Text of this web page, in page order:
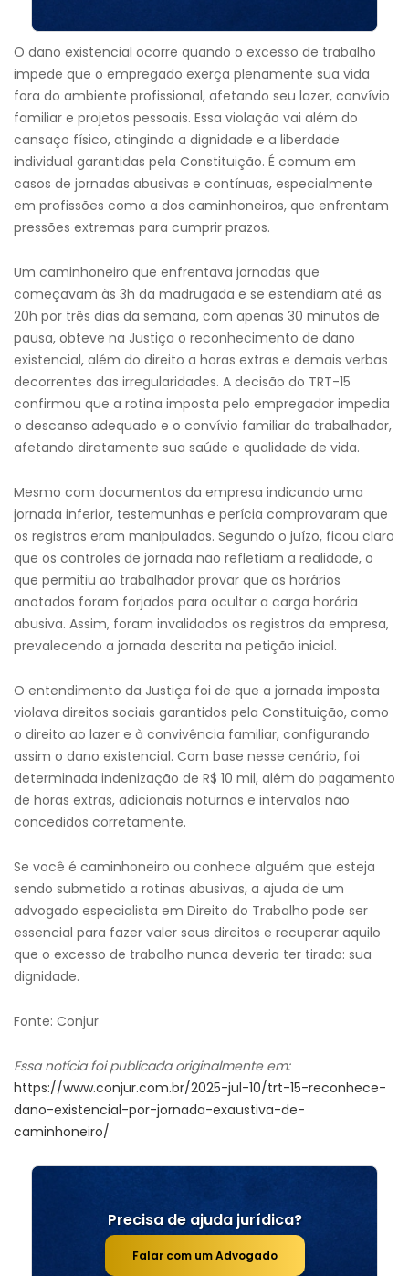
O dano existencial ocorre quando o excesso de trabalho
impede que o empregado exerça plenamente sua vida
fora do ambiente profissional, afetando seu lazer, convívio
familiar e projetos pessoais. Essa violação vai além do
cansaço físico, atingindo a dignidade e a liberdade
individual garantidas pela Constituição. É comum em
casos de jornadas abusivas e contínuas, especialmente
em profissões como a dos caminhoneiros, que enfrentam
pressões extremas para cumprir prazos.
Um caminhoneiro que enfrentava jornadas que
começavam às 3h da madrugada e se estendiam até as
20h por três dias da semana, com apenas 30 minutos de
pausa, obteve na Justiça o reconhecimento de dano
existencial, além do direito a horas extras e demais verbas
decorrentes das irregularidades. A decisão do TRT-15
confirmou que a rotina imposta pelo empregador impedia
o descanso adequado e o convívio familiar do trabalhador,
afetando diretamente sua saúde e qualidade de vida.
Mesmo com documentos da empresa indicando uma
jornada inferior, testemunhas e perícia comprovaram que
os registros eram manipulados. Segundo o juízo, ficou claro
que os controles de jornada não refletiam a realidade, o
que permitiu ao trabalhador provar que os horários
anotados foram forjados para ocultar a carga horária
abusiva. Assim, foram invalidados os registros da empresa,
prevalecendo a jornada descrita na petição inicial.
O entendimento da Justiça foi de que a jornada imposta
violava direitos sociais garantidos pela Constituição, como
o direito ao lazer e à convivência familiar, configurando
assim o dano existencial. Com base nesse cenário, foi
determinada indenização de R$ 10 mil, além do pagamento
de horas extras, adicionais noturnos e intervalos não
concedidos corretamente.
Se você é caminhoneiro ou conhece alguém que esteja
sendo submetido a rotinas abusivas, a ajuda de um
advogado especialista em Direito do Trabalho pode ser
essencial para fazer valer seus direitos e recuperar aquilo
que o excesso de trabalho nunca deveria ter tirado: sua
dignidade.
Fonte: Conjur
Essa notícia foi publicada originalmente em:
https://www.conjur.com.br/2025-jul-10/trt-15-reconhece-
dano-existencial-por-jornada-exaustiva-de-
caminhoneiro/
Precisa de ajuda jurídica?
Falar com um Advogado